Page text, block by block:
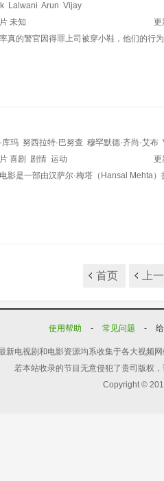
Lalwani Arun Vijay
未知
更
真的警官因得罪上司被穿小鞋，他们的行
库玛 努西拉特·巴努查 穆罕默德·齐尚·艾布
Gourav Chiller Vaibhav Ajay
喜剧 剧情 运动
更
影是一部由汉萨尔·梅塔（Hansal Mehta
首页 上
使用帮助 - 常见问题 -
新电视剧和电影资源均系收集于各大视频
若本站收录的节目无意侵犯了贵司版权
Copyright ©